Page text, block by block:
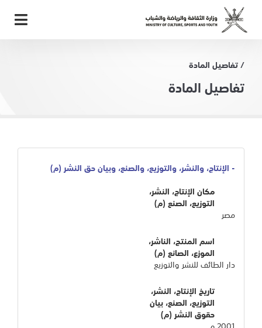
/ تفاصيل المادة
تفاصيل المادة
- الإنتاج، والنشر، والتوزيع، والصنع، وبيان حق النشر (م)
مكان الإنتاج، النشر،
التوزيع، الصنع (م)
مصر
اسم المنتج، الناشر،
الموزع، الصانع (م)
دار الطائف للنشر والتوزيع
تاريخ الإنتاج، النشر،
التوزيع، الصنع، بيان
حقوق النشر (م)